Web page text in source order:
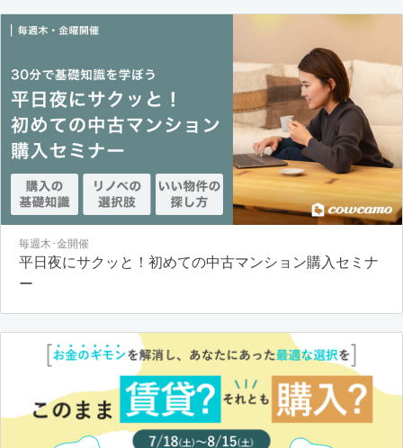
毎週木･金開催
平日夜にサクッと！初めての中古マンション購入セミナ
ー